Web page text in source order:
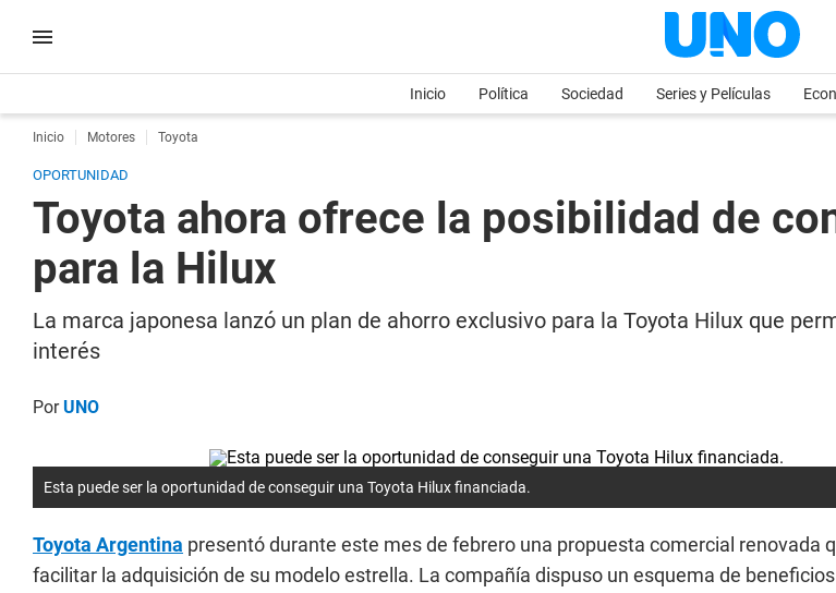
Inicio Política Sociedad Series y Películas
Inicio Motores Toyota
OPORTUNIDAD
Toyota ahora ofrece la posibilidad de
para la Hilux
La marca japonesa lanzó un plan de ahorro exclusivo para la Toyota Hilux que
interés
PorUNO
Esta puede ser la oportunidad de conseguir una Toyota Hilux financiada.
Toyota Argentina presentó durante este mes de febrero una propuesta comercial renovada
facilitar la adquisición de su modelo estrella. La compañía dispuso un esquema de